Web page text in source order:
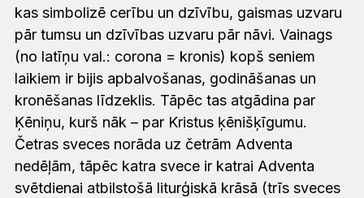
kas simbolizē cerību un dzīvību, gaismas uzvaru
pār tumsu un dzīvības uzvaru pār nāvi. Vainags
(no latīņu val.: corona = kronis) kopš seniem
laikiem ir bijis apbalvošanas, godināšanas un
kronēšanas līdzeklis. Tāpēc tas atgādina par
Ķēniņu, kurš nāk – par Kristus ķēnišķīgumu.
Četras sveces norāda uz četrām Adventa
nedēļām, tāpēc katra svece ir katrai Adventa
svētdienai atbilstošā liturģiskā krāsā (trīs sveces